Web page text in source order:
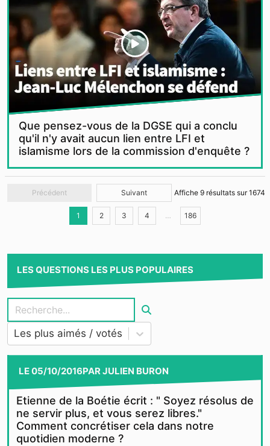
Que pensez-vous de la DGSE qui a conclu
qu'il n'y avait aucun lien entre LFI et
islamisme lors de la commission d'enquête ?
Précédent Suivant Affiche 9 résultats sur1674
1 2 3 4 186
LES QUESTIONS LES PLUS POPULAIRES
Les plus aimés / votés
LE05/10/2016PARJULIEN BURON
Etienne de la Boétie écrit : " Soyez résolus de
ne servir plus, et vous serez libres."
Comment concrétiser cela dans notre
quotidien moderne ?